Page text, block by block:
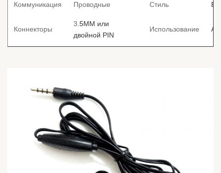
Коммуникация Проводные Стиль
Коннекторы
3 .5MM или
двойной PIN
Использование
1.2M
илиНастраиваемый
Доступно Образцы